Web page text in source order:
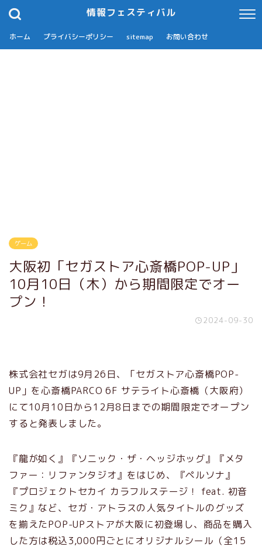
情報フェスティバル
ホーム プライバシーポリシー sitemap お問い合わせ
ゲーム
大阪初「セガストア心斎橋POP-UP」
10月10日（木）から期間限定でオー
プン！
2024-09-30
株式会社セガは9月26日、「セガストア心斎橋POP-
UP」を心斎橋PARCO 6F サテライト心斎橋（大阪府）
にて10月10日から12月8日までの期間限定でオープン
すると発表しました。
『龍が如く』『ソニック・ザ・ヘッジホッグ』『メタ
ファー：リファンタジオ』をはじめ、『ペルソナ』
『プロジェクトセカイ カラフルステージ！ feat. 初音
ミク』など、セガ・アトラスの人気タイトルのグッズ
を揃えたPOP-UPストアが大阪に初登場し、商品を購入
した方は税込3,000円ごとにオリジナルシール（全15